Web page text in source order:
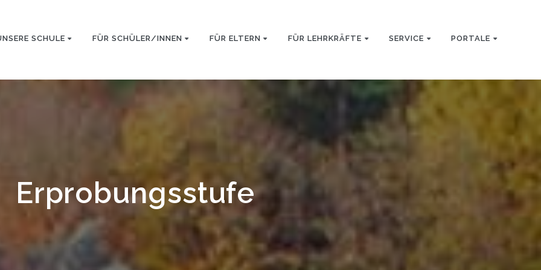
SCHULE FÜR SCHÜLER/INNEN FÜR ELTERN FÜR LEHRKRÄFTE SERVICE PORTALE
Erprobungsstufe